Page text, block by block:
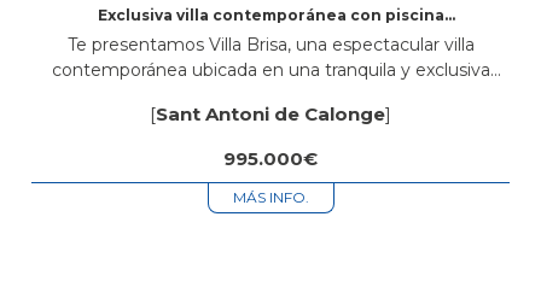
Exclusiva villa contemporánea con piscina
Calonge
Te presentamos Villa Brisa, una espectacular villa
contemporánea ubicada en una tranquila y exclusiva
cinco minutos de sus magníficas...
[Sant Antoni de Calonge]
995.000€
MÁS INFO.